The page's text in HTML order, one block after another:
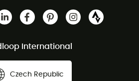
International
Czech Republic